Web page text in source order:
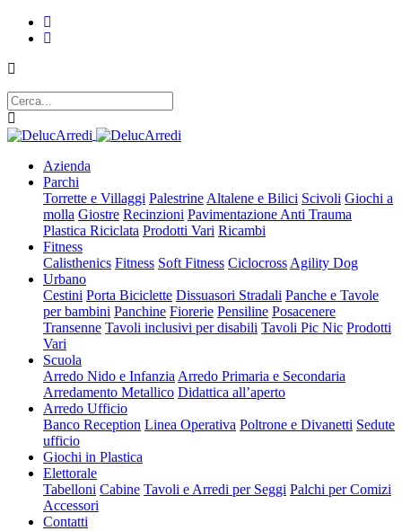
Azienda
Parchi
Torrette e Villaggi Palestrine Altalene e Bilici Scivoli Giochi a
molla Giostre Recinzioni Pavimentazione Anti Trauma
Plastica Riciclata Prodotti Vari Ricambi
Fitness
Calisthenics Fitness Soft Fitness Ciclocross Agility Dog
Urbano
Cestini Porta Biciclette Dissuasori Stradali Panche e Tavole
per bambini Panchine Fiorerie Pensiline Posacenere
Transenne Tavoli inclusivi per disabili Tavoli Pic Nic Prodotti
Vari
Scuola
Arredo Nido e Infanzia Arredo Primaria e Secondaria
Arredamento Metallico Didattica all’aperto
Arredo Ufficio
Banco Reception Linea Operativa Poltrone e Divanetti Sedute
ufficio
Giochi in Plastica
Elettorale
Tabelloni Cabine Tavoli e Arredi per Seggi Palchi per Comizi
Accessori
Contatti